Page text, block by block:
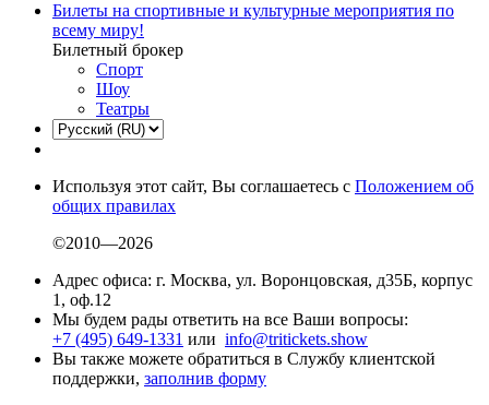
Билеты на спортивные и культурные мероприятия по
всему миру!
Билетный брокер
Спорт
Шоу
Театры
Используя этот сайт, Вы соглашаетесь с Положением об
общих правилах
©2010—2026
Адрес офиса: г. Москва, ул. Воронцовская, д35Б, корпус
1, оф.12
Мы будем рады ответить на все Ваши вопросы:
+7 (495) 649-1331 или info@tritickets.show
Вы также можете обратиться в Службу клиентской
поддержки, заполнив форму